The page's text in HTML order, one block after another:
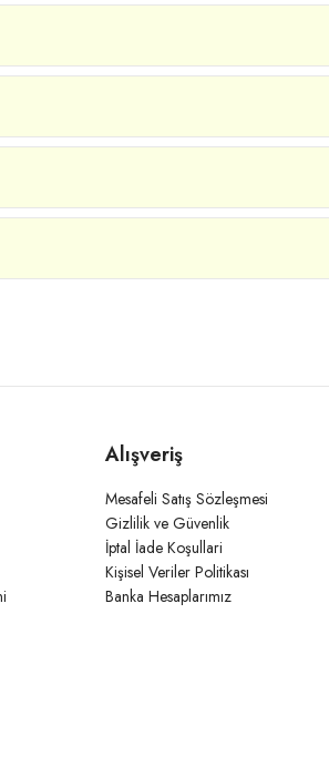
Alışveriş
Mesafeli Satış Sözleşmesi
Gizlilik ve Güvenlik
İptal İade Koşullari
Kişisel Veriler Politikası
Banka Hesaplarımız